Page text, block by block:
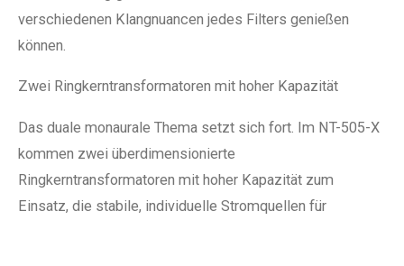
verschiedenen Klangnuancen jedes Filters genießen
können.
Zwei Ringkerntransformatoren mit hoher Kapazität
Das duale monaurale Thema setzt sich fort. Im NT-505-X
kommen zwei überdimensionierte
Ringkerntransformatoren mit hoher Kapazität zum
Einsatz, die stabile, individuelle Stromquellen für